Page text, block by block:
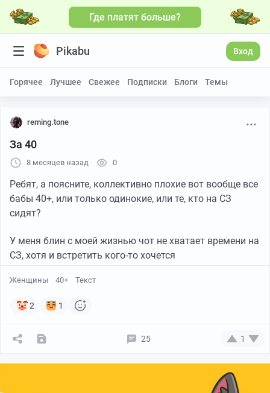
Где платят больше?
Pikabu Вход
Горячее Лучшее Свежее Подписки Блоги Темы
reming.tone
За 40
8 месяцев назад 0
Ребят, а поясните, коллективно плохие вот вообще все
бабы 40+, или только одинокие, или те, кто на СЗ
сидят?
У меня блин с моей жизнью чот не хватает времени на
СЗ, хотя и встретить кого-то хочется
Женщины 40+ Текст
2 1
25 1